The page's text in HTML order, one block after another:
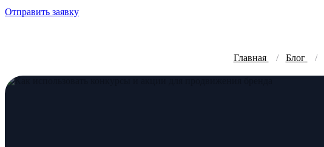
Отправить заявку
Главная Блог